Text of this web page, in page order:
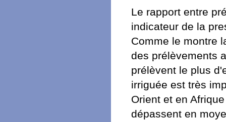
Le rapport entre
indicateur de la
Comme le montre
des prélèvements
prélèvent le plus
irriguée est très
Orient et en
dépassent en